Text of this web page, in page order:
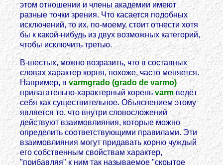
этом отношении и члены академии имеют
разные точки зрения. Что касается подобных
исключений, то их, по-моему, стоит отнести хотя
бы к какой-нибудь из двух возможных категорий,
чтобы исключить третью.
В-шестых, можно возразить, что в составных
словах характер корня, похоже, часто меняется.
Например, вvarmgrado (grado de varmo)
прилагательно-характерный кореньvarm ведёт
себя как существительное. Объяснением этому
является то, что внутри словосложений
действуют взаимовлияния, которые можно
определить соответствующими правилами. Эти
взаимовлияния могут придавать корню чуждый
его собственным свойствам характер,
"прибавляя" к ним так называемое "скрытое